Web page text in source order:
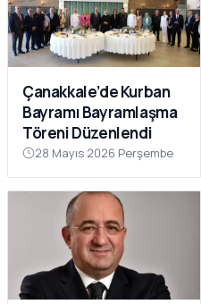
Çanakkale’de Kurban
Bayramı Bayramlaşma
Töreni Düzenlendi
28 Mayıs 2026 Perşembe